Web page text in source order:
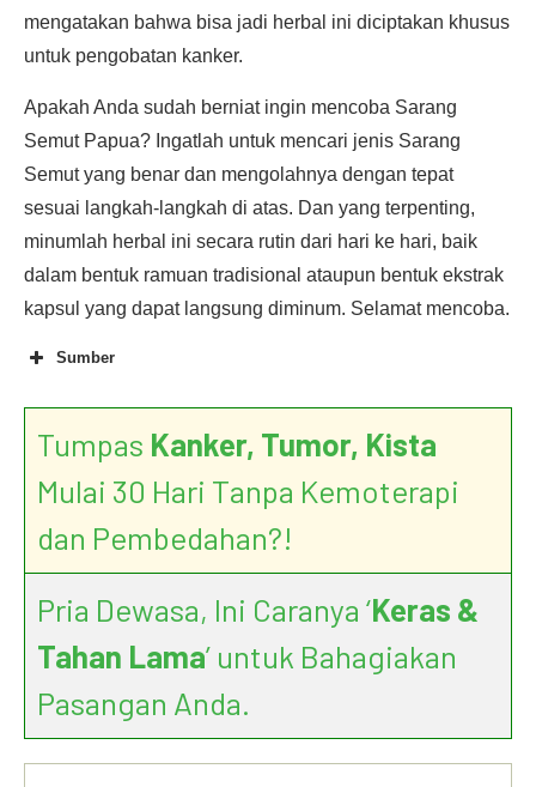
mengatakan bahwa bisa jadi herbal ini diciptakan khusus
untuk pengobatan kanker.
Apakah Anda sudah berniat ingin mencoba Sarang
Semut Papua? Ingatlah untuk mencari jenis Sarang
Semut yang benar dan mengolahnya dengan tepat
sesuai langkah-langkah di atas. Dan yang terpenting,
minumlah herbal ini secara rutin dari hari ke hari, baik
dalam bentuk ramuan tradisional ataupun bentuk ekstrak
kapsul yang dapat langsung diminum. Selamat mencoba.
Sumber
Tumpas Kanker, Tumor, Kista
Mulai 30 Hari Tanpa Kemoterapi
dan Pembedahan?!
Pria Dewasa, Ini Caranya ‘Keras &
Tahan Lama’ untuk Bahagiakan
Pasangan Anda.